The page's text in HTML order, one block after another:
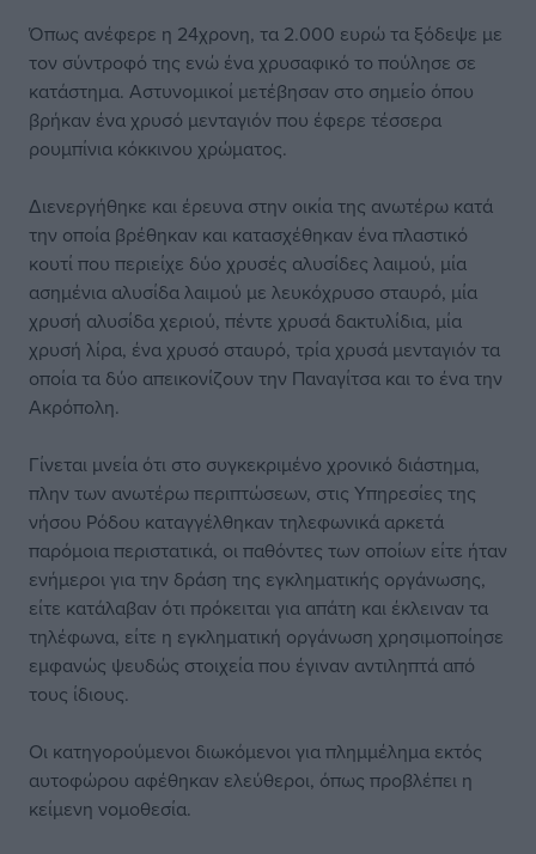
Όπως ανέφερε η 24χρονη, τα 2.000 ευρώ τα ξόδεψε με
τον σύντροφό της ενώ ένα χρυσαφικό το πούλησε σε
κατάστημα. Αστυνομικοί μετέβησαν στο σημείο όπου
βρήκαν ένα χρυσό μενταγιόν που έφερε τέσσερα
ρουμπίνια κόκκινου χρώματος.
Διενεργήθηκε και έρευνα στην οικία της ανωτέρω κατά
την οποία βρέθηκαν και κατασχέθηκαν ένα πλαστικό
κουτί που περιείχε δύο χρυσές αλυσίδες λαιμού, μία
ασημένια αλυσίδα λαιμού με λευκόχρυσο σταυρό, μία
χρυσή αλυσίδα χεριού, πέντε χρυσά δακτυλίδια, μία
χρυσή λίρα, ένα χρυσό σταυρό, τρία χρυσά μενταγιόν τα
οποία τα δύο απεικονίζουν την Παναγίτσα και το ένα την
Ακρόπολη.
Γίνεται μνεία ότι στο συγκεκριμένο χρονικό διάστημα,
πλην των ανωτέρω περιπτώσεων, στις Υπηρεσίες της
νήσου Ρόδου καταγγέλθηκαν τηλεφωνικά αρκετά
παρόμοια περιστατικά, οι παθόντες των οποίων είτε ήταν
ενήμεροι για την δράση της εγκληματικής οργάνωσης,
είτε κατάλαβαν ότι πρόκειται για απάτη και έκλειναν τα
τηλέφωνα, είτε η εγκληματική οργάνωση χρησιμοποίησε
εμφανώς ψευδώς στοιχεία που έγιναν αντιληπτά από
τους ίδιους.
Οι κατηγορούμενοι διωκόμενοι για πλημμέλημα εκτός
αυτοφώρου αφέθηκαν ελεύθεροι, όπως προβλέπει η
κείμενη νομοθεσία.